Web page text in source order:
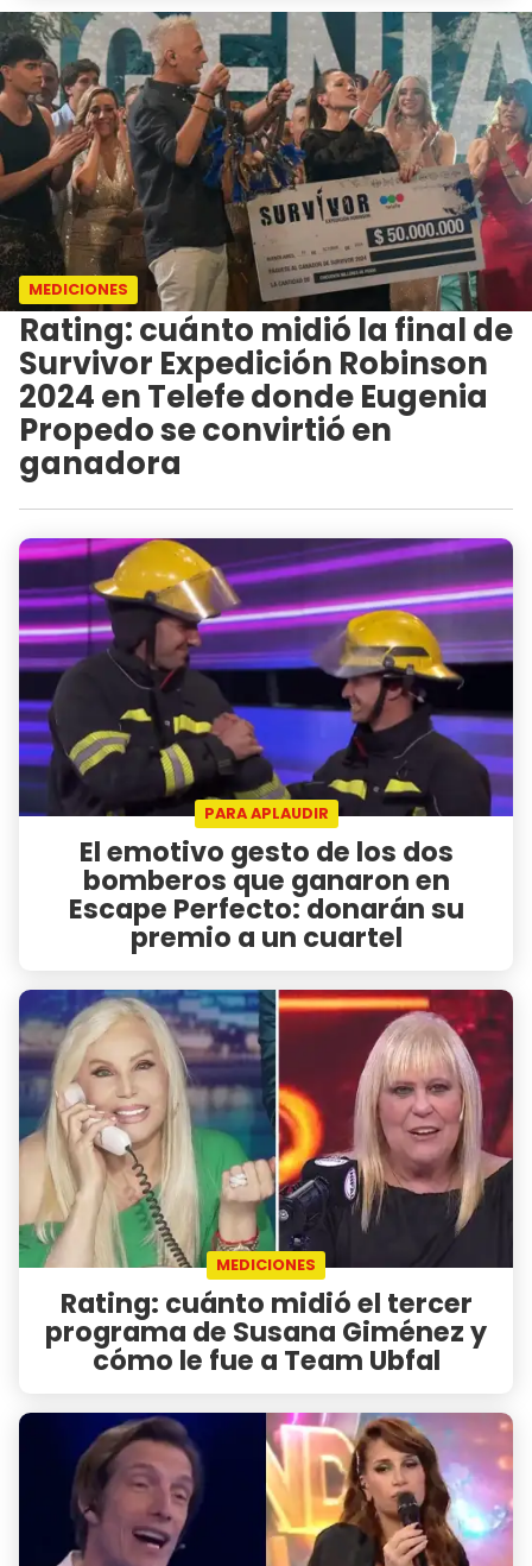
MEDICIONES
Rating: cuánto midió la final de
Survivor Expedición Robinson
2024 en Telefe donde Eugenia
Propedo se convirtió en
ganadora
PARA APLAUDIR
El emotivo gesto de los dos
bomberos que ganaron en
Escape Perfecto: donarán su
premio a un cuartel
MEDICIONES
Rating: cuánto midió el tercer
programa de Susana Giménez y
cómo le fue a Team Ubfal